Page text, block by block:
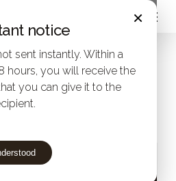
Menu
star menus to
20th Anniversary
×
notice
sent instantly. Within a
hours, you will receive the
you can give it to the